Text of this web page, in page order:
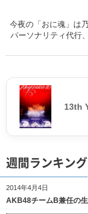
今夜の「おに魂」は
パーソナリティ代行
13th
週間ランキング
2014年4月4日
AKB48チームB兼任の